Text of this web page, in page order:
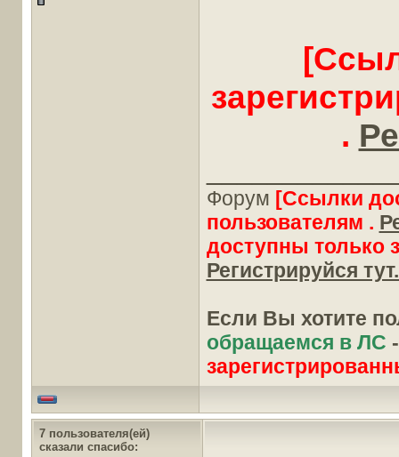
.
Форум [Ссылки
пользователям .
доступны только
Регистрируйся
Если Вы хотите
обращаемся в ЛС
7 пользователя(ей)
сказали cпасибо: